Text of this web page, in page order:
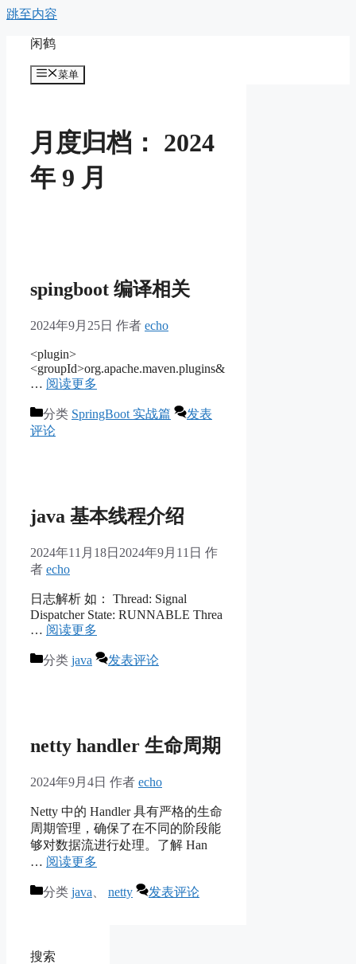
跳至内容
闲鹤
菜单
月度归档： 2024
年 9 月
spingboot 编译相关
2024年9月25日 作者 echo
<plugin>
<groupId>org.apache.maven.plugins&
… 阅读更多
分类 SpringBoot 实战篇
发表
评论
java 基本线程介绍
2024年11月18日 2024年9月11日 作
者 echo
日志解析 如： Thread: Signal
Dispatcher State: RUNNABLE Threa
… 阅读更多
分类 java 发表评论
netty handler 生命周期
2024年9月4日 作者 echo
Netty 中的 Handler 具有严格的生命
周期管理，确保了在不同的阶段能
够对数据流进行处理。了解 Han
… 阅读更多
分类 java netty 发表评论
搜索